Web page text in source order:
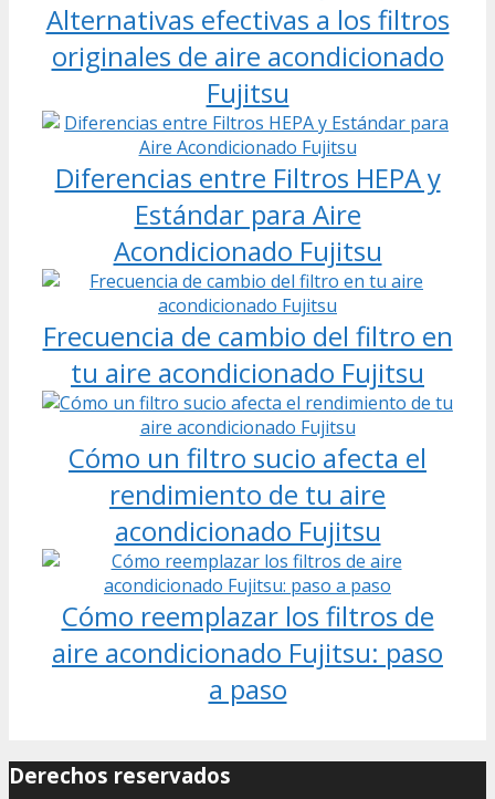
Alternativas efectivas a los filtros
originales de aire acondicionado
Fujitsu
Diferencias entre Filtros HEPA y
Estándar para Aire
Acondicionado Fujitsu
Frecuencia de cambio del filtro en
tu aire acondicionado Fujitsu
Cómo un filtro sucio afecta el
rendimiento de tu aire
acondicionado Fujitsu
Cómo reemplazar los filtros de
aire acondicionado Fujitsu: paso
a paso
Derechos reservados